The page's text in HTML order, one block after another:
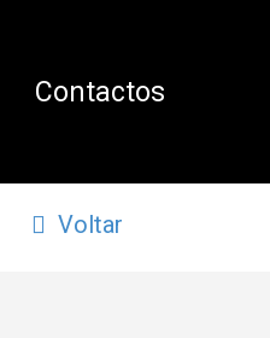
Contactos
Voltar